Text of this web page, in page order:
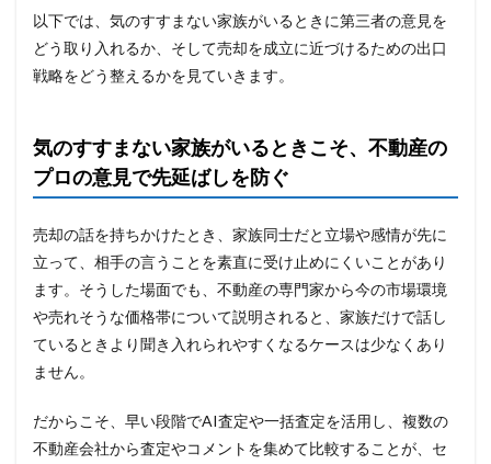
以下では、気のすすまない家族がいるときに第三者の意見を
どう取り入れるか、そして売却を成立に近づけるための出口
戦略をどう整えるかを見ていきます。
気のすすまない家族がいるときこそ、不動産の
プロの意見で先延ばしを防ぐ
売却の話を持ちかけたとき、家族同士だと立場や感情が先に
立って、相手の言うことを素直に受け止めにくいことがあり
ます。そうした場面でも、不動産の専門家から今の市場環境
や売れそうな価格帯について説明されると、家族だけで話し
ているときより聞き入れられやすくなるケースは少なくあり
ません。
だからこそ、早い段階でAI査定や一括査定を活用し、複数の
不動産会社から査定やコメントを集めて比較することが、セ